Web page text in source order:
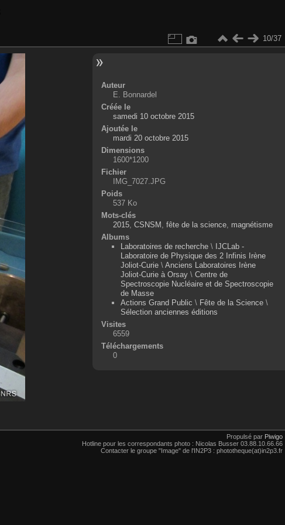
10/37
Auteur
E. Bonnardel
Créée le
samedi 10 octobre 2015
Ajoutée le
mardi 20 octobre 2015
Dimensions
1600*1200
Fichier
IMG_7027.JPG
Poids
537 Ko
Mots-clés
2015, CSNSM fête de la science, magnétisme
Albums
Laboratoires de recherche\ IJCLab -
Laboratoire de Physique des 2 Infinis Irène
Joliot-Curie\ Anciens Laboratoires Irène
Joliot-Curie à Orsay\ Centre de
Spectroscopie Nucléaire et de Spectroscopie
de Masse
Actions Grand Public \ Fête de la Science\
Sélection anciennes éditions
Visites
6559
Téléchargements
0
Propulsé par Piwigo
Hotline pour les correspondants photo : Nicolas Busser 03.88.10.66.66
Contacter le groupe "Image" de l'IN2P3 : phototheque(at)in2p3.fr